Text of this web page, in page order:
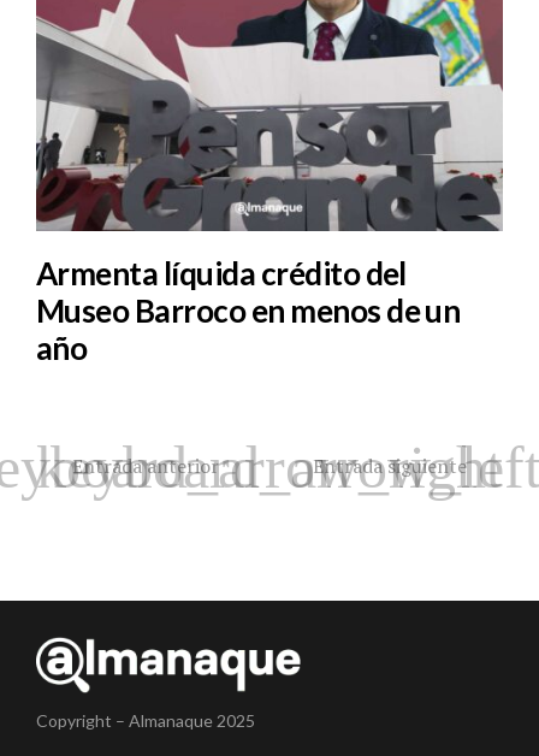
Armenta líquida crédito del
Museo Barroco en menos de un
año
Entrada anterior Entrada siguiente
Copyright – Almanaque 2025